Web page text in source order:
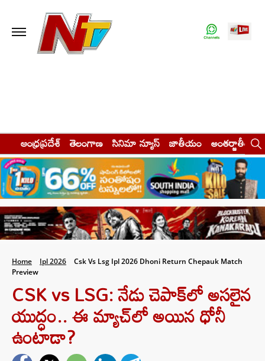
ఆంధ్రప్రదేశ్ తెలంగాణ సినిమా న్యూస్ జాతీయం అంతర్జాతీయం
Home Ipl 2026
Csk Vs Lsg Ipl 2026 Dhoni Return Chepauk Match
Preview
CSK vs LSG: నేడు చెపాక్‌లో అసలైన
యుద్ధం.. ఈ మ్యాచ్‌లో అయిన ధోనీ
ఉంటాడా?